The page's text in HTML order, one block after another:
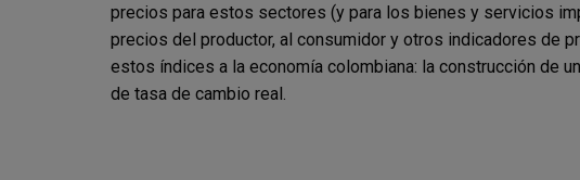
precios para estos sectores (y para los bienes y servicios
precios del productor, al consumidor y otros indicadores de
estos índices a la economía colombiana: la construcción de
de tasa de cambio real.